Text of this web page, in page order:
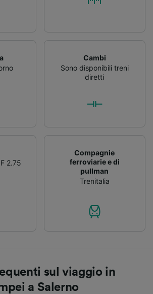
Cambi
Sono disponibili treni
diretti
2.75
Compagnie
ferroviarie e di
pullman
Trenitalia
sul viaggio in
a Salerno